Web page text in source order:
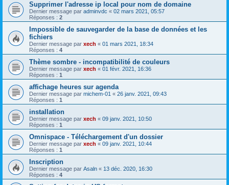
Supprimer l'adresse ip local pour nom de domaine
Dernier message par adminvdc « 02 mars 2021, 05:57
Réponses : 2
Impossible de sauvegarder de la base de données et les
fichiers
Dernier message par xech « 01 mars 2021, 18:34
Réponses : 4
Thème sombre - incompatibilité de couleurs
Dernier message par xech « 01 févr. 2021, 16:36
Réponses : 1
affichage heures sur agenda
Dernier message par michem-01 « 26 janv. 2021, 09:43
Réponses : 1
installation
Dernier message par xech « 09 janv. 2021, 10:50
Réponses : 1
Omnispace - Téléchargement d'un dossier
Dernier message par xech « 09 janv. 2021, 10:44
Réponses : 1
Inscription
Dernier message par Asaln « 13 déc. 2020, 16:30
Réponses : 4